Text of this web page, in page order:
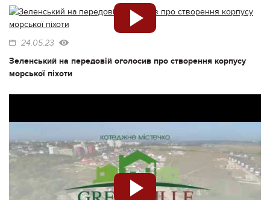
24.05.23
Зеленський на передовій оголосив про створення корпусу
морської піхоти